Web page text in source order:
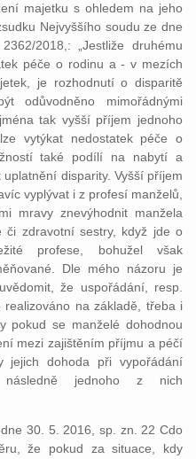
majetku s ohledem na jeho
Nejvyššího soudu ze dne
2018,: „Jestliže druhému
péče o rodinu a - v mezích
je rozhodnutí o disparitě
odůvodněno mimořádnými
tak vyšší příjem jednoho
vytýkat nedostatek péče o
také podílí na nabytí a
disparity. Vyšší příjem
vyplývat i z profesí manželů,
mravy znevýhodnit manžela
či zdravotní sestry, když jde o
profese, bohužel však
Dle mého názoru je
že uspořádání, resp.
na základě, třeba i
pokud se manželé dohodnou
mezi zajištěním příjmu a péčí
jejich dohoda při vypořádání
následně jednoho z nich
30. 5. 2016, sp. zn. 22 Cdo
že pokud za situace, kdy